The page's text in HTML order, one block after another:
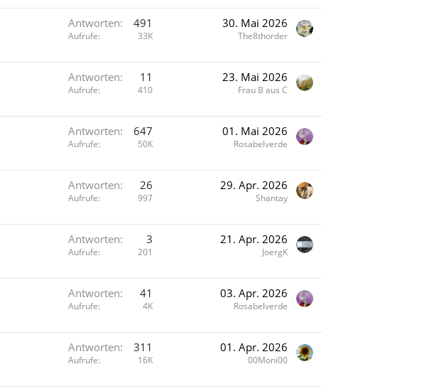
Antworten 491
Aufrufe 33K
30. Mai 2026
The8thorder
Antworten 11
Aufrufe 410
23. Mai 2026
Frau B aus C
Antworten 647
Aufrufe 50K
01. Mai 2026
Rosabelverde
Antworten 26
Aufrufe 997
29. Apr. 2026
Shantay
Antworten 3
Aufrufe 201
21. Apr. 2026
JoergK
Antworten 41
Aufrufe 4K
03. Apr. 2026
Rosabelverde
Antworten 311
Aufrufe 16K
01. Apr. 2026
00Moni00